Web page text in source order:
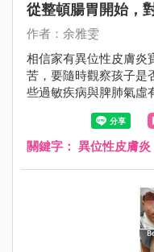
從整頓腸胃開始，
作者：余雅雯
相信家有異位性皮膚炎
苦，要隨時觀察孩子是
些過敏疾病與脾肺氣虛
從照顧腸胃做起，附上
個月的持續追蹤治療，
關鍵字： 異位性皮膚炎